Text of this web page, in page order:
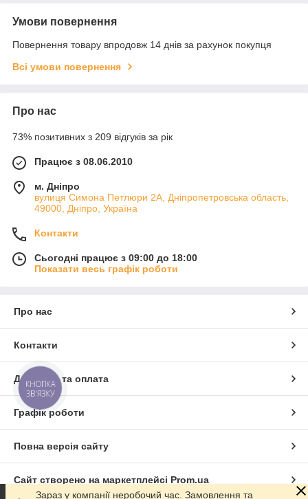
Умови повернення
Повернення товару впродовж 14 днів за рахунок покупця
Всі умови повернення
Про нас
73% позитивних з 209 відгуків за рік
Працює з 08.06.2010
м. Дніпро
вулиця Симона Петлюри 2А, Дніпропетровська область,
49000, Дніпро, Україна
Контакти
Сьогодні працює з 09:00 до 18:00
Показати весь графік роботи
Про нас
Контакти
Доставка та оплата
Графік роботи
Повна версія сайту
Сайт створено на маркетплейсі Prom.ua
Зараз у компанії неробочий час. Замовлення та
КНОПКА
ЗВ'ЯЗКУ